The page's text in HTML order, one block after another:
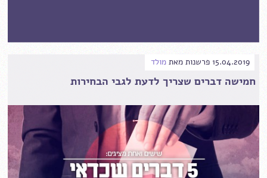
15.04.2019 פרשנות מאת מולד
חמישה דברים שצריך לדעת לגבי הבחירות